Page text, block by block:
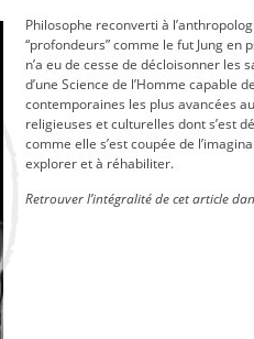
Philosophe reconverti à
“profondeurs” comme le fut Jung en
n’a eu de cesse de décloisonner les
d’une Science de l’Homme capable
contemporaines les plus avancées
religieuses et culturelles dont s’est
comme elle s’est coupée de
explorer et à réhabiliter.
Retrouver l’intégralité de cet article